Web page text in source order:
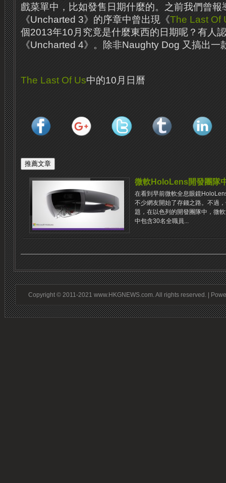
戲菜單中，比如發售日期什麼的。之前我們曾報
《Uncharted 3》的序章中曾出現《The Last Of
個2013年10月究竟是什麼東西的日期呢？有人
《Uncharted 4》。除非Naughty Dog 又搞出一
The Last Of Us中的10月日曆
微軟HoloLens開發團隊
在看到早前微軟全息眼鏡
不少網友開始了存錢之路。不過
題，在以色列的開發團隊中，微
中包含30名全職員...
Copyright © 2011-2021 www.HKGNEWS.com. All rights reserved. |